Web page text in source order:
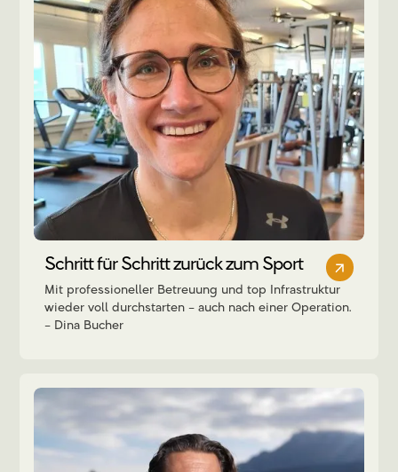
Schritt für Schritt zurück zum Sport
Mit professioneller Betreuung und top Infrastruktur
wieder voll durchstarten – auch nach einer Operation.
Dina Bucher